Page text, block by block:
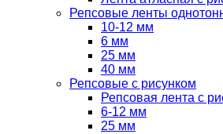
Репсовые ленты
10-12 мм
6 мм
25 мм
40 мм
Репсовые с рисунком
Репсовая лента с
6-12 мм
25 мм